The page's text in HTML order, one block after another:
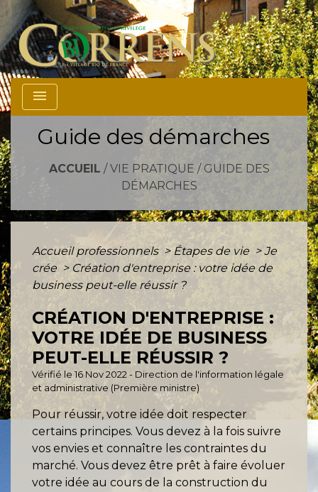
menu
Guide des démarches
ACCUEIL / VIE PRATIQUE / GUIDE DES
DÉMARCHES
Accueil professionnels > Étapes de vie > Je
crée > Création d'entreprise : votre idée de
business peut-elle réussir ?
CRÉATION D'ENTREPRISE :
VOTRE IDÉE DE BUSINESS
PEUT-ELLE RÉUSSIR ?
Vérifié le 16 Nov 2022 - Direction de l'information légale
et administrative (Première ministre)
Pour réussir, votre idée doit respecter
certains principes. Vous devez à la fois suivre
vos envies et connaître les contraintes du
marché. Vous devez être prêt à faire évoluer
votre idée au cours de la construction du